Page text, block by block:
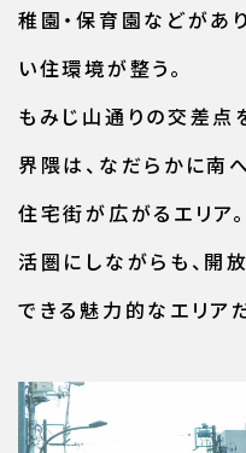
稚園・保育園などがあ
い住環境が整う。
もみじ山通りの交差点
界隈は、なだらかに南
住宅街が広がるエリア
活圏にしながらも、開
できる魅力的なエリア